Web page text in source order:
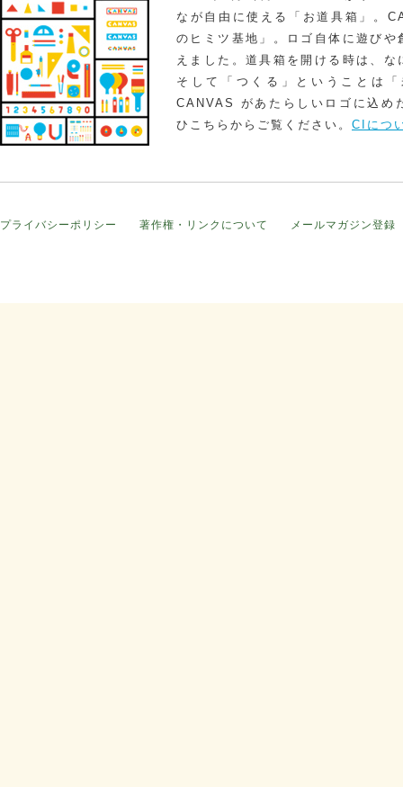
なが自由に使える「お道具箱」。
のヒミツ基地」。ロゴ自体に遊び
えました。道具箱を開ける時は、
そして「つくる」ということは
CANVAS があたらしいロゴに込め
ひこちらからご覧ください。 CIにつ
プライバシーポリシー 著作権・リンクについて メールマガジン登録